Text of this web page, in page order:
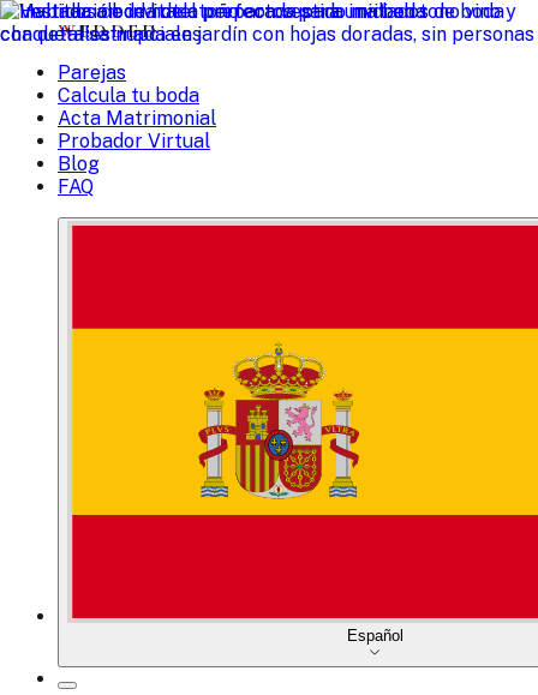
WEDDED
Parejas
Calcula tu boda
Acta Matrimonial
Probador Virtual
Blog
FAQ
Español